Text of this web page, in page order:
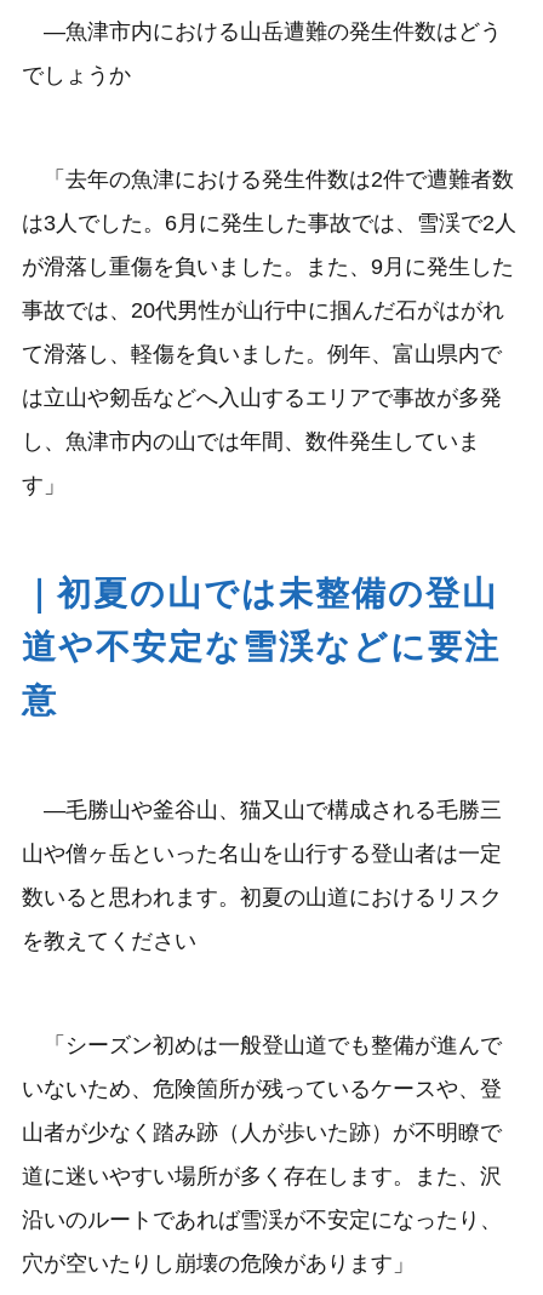
―魚津市内における山岳遭難の発生件数はどう
でしょうか
「去年の魚津における発生件数は2件で遭難者数
は3人でした。6月に発生した事故では、雪渓で2人
が滑落し重傷を負いました。また、9月に発生した
事故では、20代男性が山行中に掴んだ石がはがれ
て滑落し、軽傷を負いました。例年、富山県内で
は立山や剱岳などへ入山するエリアで事故が多発
し、魚津市内の山では年間、数件発生していま
す」
｜初夏の山では未整備の登山
道や不安定な雪渓などに要注
意
―毛勝山や釜谷山、猫又山で構成される毛勝三
山や僧ヶ岳といった名山を山行する登山者は一定
数いると思われます。初夏の山道におけるリスク
を教えてください
「シーズン初めは一般登山道でも整備が進んで
いないため、危険箇所が残っているケースや、登
山者が少なく踏み跡（人が歩いた跡）が不明瞭で
道に迷いやすい場所が多く存在します。また、沢
沿いのルートであれば雪渓が不安定になったり、
穴が空いたりし崩壊の危険があります」